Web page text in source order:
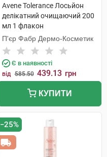
Avene Tolerance Лосьйон
делікатний очищаючий 200
мл 1 флакон
П'єр Фабр Дермо-Косметик
Є в наявності
від 585.50 439.13 грн
КУПИТИ
−25%